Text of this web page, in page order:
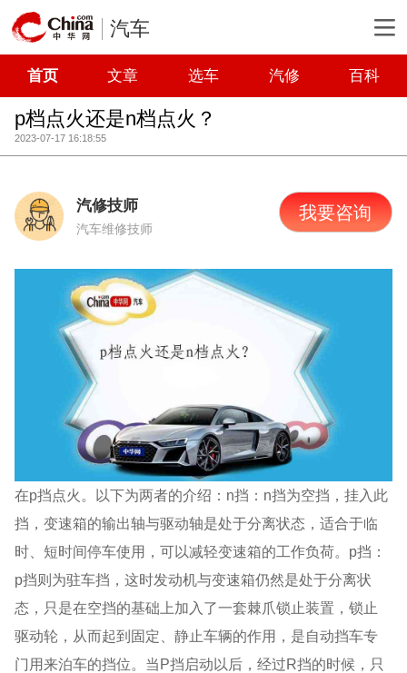
汽车
首页 文章 选车 汽修 百科
p档点火还是n档点火？
2023-07-17 16:18:55
汽修技师
汽车维修技师
我要咨询
在p挡点火。以下为两者的介绍：n挡：n挡为空挡，挂入此
挡，变速箱的输出轴与驱动轴是处于分离状态，适合于临
时、短时间停车使用，可以减轻变速箱的工作负荷。p挡：
p挡则为驻车挡，这时发动机与变速箱仍然是处于分离状
态，只是在空挡的基础上加入了一套棘爪锁止装置，锁止
驱动轮，从而起到固定、静止车辆的作用，是自动挡车专
门用来泊车的挡位。当P挡启动以后，经过R挡的时候，只